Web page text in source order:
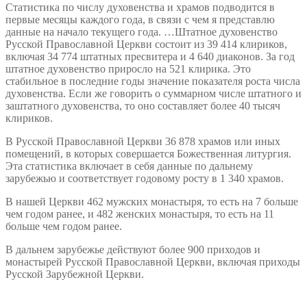
Статистика по числу духовенства и храмов подводится в
первые месяцы каждого года, в связи с чем я представлю
данные на начало текущего года. …Штатное духовенство
Русской Православной Церкви состоит из 39 414 клириков,
включая 34 774 штатных пресвитера и 4 640 диаконов. За год
штатное духовенство приросло на 521 клирика. Это
стабильное в последние годы значение показателя роста числа
духовенства. Если же говорить о суммарном числе штатного и
заштатного духовенства, то оно составляет более 40 тысяч
клириков.
В Русской Православной Церкви 36 878 храмов или иных
помещений, в которых совершается Божественная литургия.
Эта статистика включает в себя данные по дальнему
зарубежью и соответствует годовому росту в 1 340 храмов.
В нашей Церкви 462 мужских монастыря, то есть на 7 больше
чем годом ранее, и 482 женских монастыря, то есть на 11
больше чем годом ранее.
В дальнем зарубежье действуют более 900 приходов и
монастырей Русской Православной Церкви, включая приходы
Русской Зарубежной Церкви.